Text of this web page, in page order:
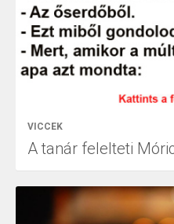
VICCEK
A tanár felelteti